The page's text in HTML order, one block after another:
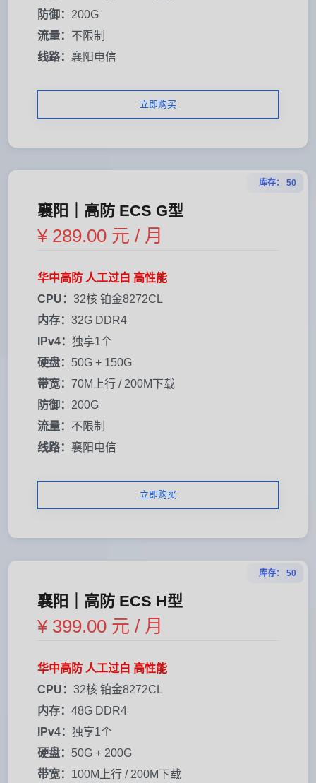
防御： 200G
流量： 不限制
线路： 襄阳电信
立即购买
库存： 50
襄阳｜高防 ECS G型
¥ 289.00 元 / 月
华中高防 人工过白 高性能
CPU： 32核 铂金8272CL
内存： 32G DDR4
IPv4： 独享1个
硬盘： 50G + 150G
带宽： 70M上行 / 200M下载
防御： 200G
流量： 不限制
线路： 襄阳电信
立即购买
库存： 50
襄阳｜高防 ECS H型
¥ 399.00 元 / 月
华中高防 人工过白 高性能
CPU： 32核 铂金8272CL
内存： 48G DDR4
IPv4： 独享1个
硬盘： 50G + 200G
带宽： 100M上行 / 200M下载